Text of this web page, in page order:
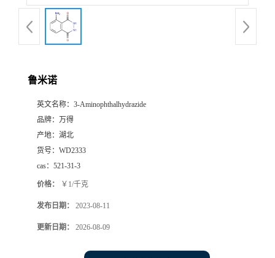
鲁米诺
英文名称： 3-Aminophthalhydrazide
品牌： 万得
产地： 湖北
货号： WD2333
cas： 521-31-3
价格： ￥1/千克
发布日期： 2023-08-11
更新日期： 2026-08-09